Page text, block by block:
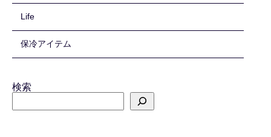
Life
保冷アイテム
検索